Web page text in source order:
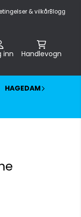
& vilkårBlogg
inn Handlevogn
HAGEDAM